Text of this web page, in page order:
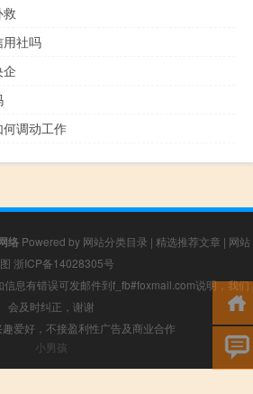
社吗
调动工作
络 Powered by 网站分类目录 | 精选推荐文章 | 网站
浙ICP备14028305号
息有错误可发邮件到f_fb#foxmail.com说明，我们
会及时纠正，谢谢
爱好，不接盈利性广告及商业合作
小男孩